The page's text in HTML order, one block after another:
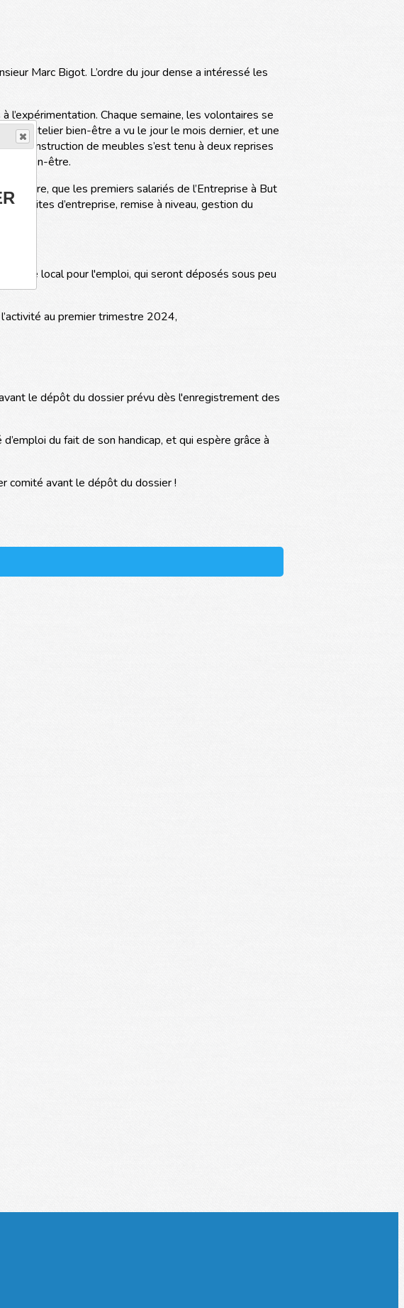
Marc Bigot. L’ordre du jour dense a intéressé les
Chaque semaine, les volontaires se
atelier bien-être a vu le jour le mois dernier, et une
de construction de meubles s’est tenu à deux reprises
bien-être.
que les premiers salariés de l’Entreprise à But
(visites d’entreprise, remise à niveau, gestion du
local pour l'emploi, qui seront déposés sous peu
au premier trimestre 2024,
le dépôt du dossier prévu dès l'enregistrement des
du fait de son handicap, et qui espère grâce à
comité avant le dépôt du dossier !